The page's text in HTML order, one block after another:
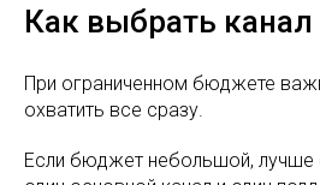
Как выбрать
При ограниченном бюджете
охватить все сразу.
Если бюджет небольшой, лучше